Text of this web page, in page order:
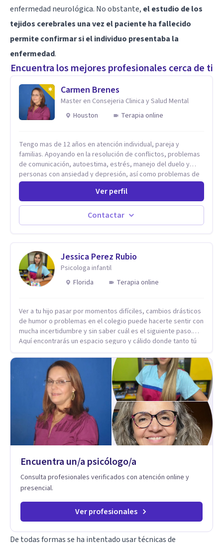
enfermedad neurológica. No obstante, el estudio de los
tejidos cerebrales una vez el paciente ha fallecido
permite confirmar si el individuo presentaba la
enfermedad.
Encuentra los mejores profesionales cerca de ti
Carmen Brenes
Master en Consejeria Clinica y Salud Mental
Houston
Terapia online
Tengo mas de 12 años en atención individual, pareja y
familias. Apoyando en la resolución de conflictos, problemas
de comunicación, autoestima, estrés, manejo del duelo y
personas con ansiedad y depresión, así como problemas de
conducta y comportamiento. Desarrollo de personas
Estableciendo metas a corto y largo plazo, es vital para la
vida de cada uno tener su propia vision.
Ver perfil
Contactar
Jessica Perez Rubio
Psicologa infantil
Florida
Terapia online
Ver a tu hijo pasar por momentos difíciles, cambios drásticos
de humor o problemas en el colegio puede hacerte sentir con
mucha incertidumbre y sin saber cuál es el siguiente paso.
Aquí encontrarás un espacio seguro y cálido donde tanto tú
comprendidos y apoyados para recuperar la tranquilidad en
herramientas prácticas y dinámicas adaptadas a la edad de
cada menor, dejando de lado las etiquetas y los tecnicismos.
Mi forma de trabajar se centra en entender las emociones
que hay detrás del comportamiento, ayudándoles a
desarrollar la confianza necesaria para superar sus retos y
fortaleciendo la comunicación entre ustedes. Acompaño a
niños y adolescentes que están lidiando con la ansiedad, la
padres que buscan orientación y pautas claras para educar
primer paso hacia una convivencia familiar más armoniosa,
agenda tu sesión y empecemos a trabajar juntos.
Encuentra un/a psicólogo/a
Consulta profesionales verificados con atención online y
presencial.
Ver profesionales
De todas formas se ha intentado usar técnicas de